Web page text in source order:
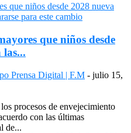
que niños desde
las...
Prensa Digital | F.M - julio 15,
procesos de envejecimiento
con las últimas
de...